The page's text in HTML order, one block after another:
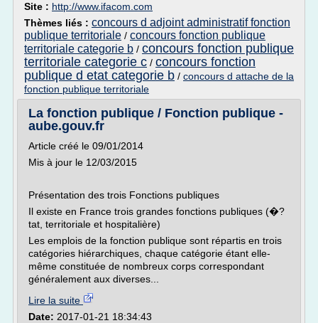
Site : http://www.ifacom.com
Thèmes liés : concours d adjoint administratif fonction
publique territoriale / concours fonction publique
territoriale categorie b / concours fonction publique
territoriale categorie c / concours fonction
publique d etat categorie b / concours d attache de la
fonction publique territoriale
La fonction publique / Fonction publique -
aube.gouv.fr
Article créé le 09/01/2014
Mis à jour le 12/03/2015
Présentation des trois Fonctions publiques
Il existe en France trois grandes fonctions publiques (�?
tat, territoriale et hospitalière)
Les emplois de la fonction publique sont répartis en trois
catégories hiérarchiques, chaque catégorie étant elle-
même constituée de nombreux corps correspondant
généralement aux diverses...
Lire la suite
Date: 2017-01-21 18:34:43